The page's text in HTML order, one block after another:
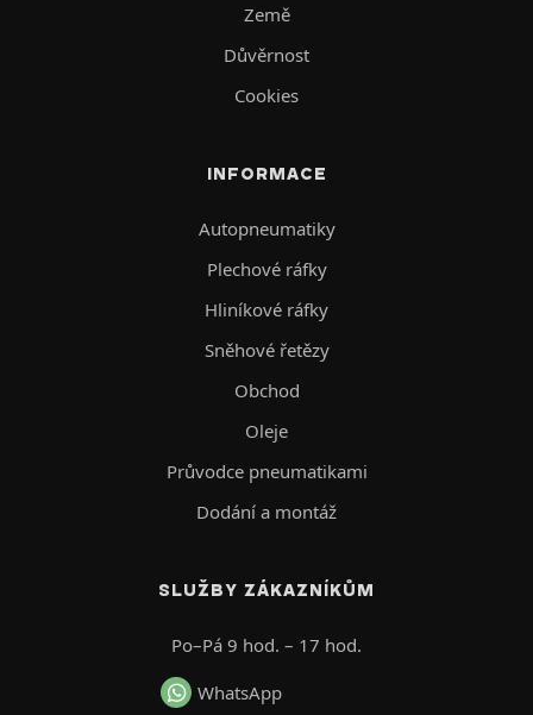
Země
Důvěrnost
Cookies
INFORMACE
Autopneumatiky
Plechové ráfky
Hliníkové ráfky
Sněhové řetězy
Obchod
Oleje
Průvodce pneumatikami
Dodání a montáž
SLUŽBY ZÁKAZNÍKŮM
Po–Pá 9 hod. – 17 hod.
WhatsApp